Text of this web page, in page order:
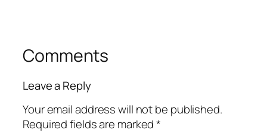
Comments
Leave a Reply
Your email address will not be published.
Required fields are marked*